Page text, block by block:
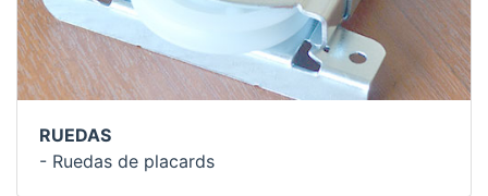
RUEDAS
- Ruedas de placards